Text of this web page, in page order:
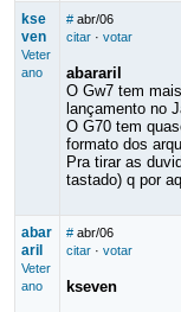
kse
ven
Veter
ano
# abr/06
citar· votar
abararil
O Gw7 tem
lançamento no
O G70 tem
formato dos
Pra tirar as
tastado) q por
abar
aril
Veter
ano
# abr/06
citar· votar
kseven